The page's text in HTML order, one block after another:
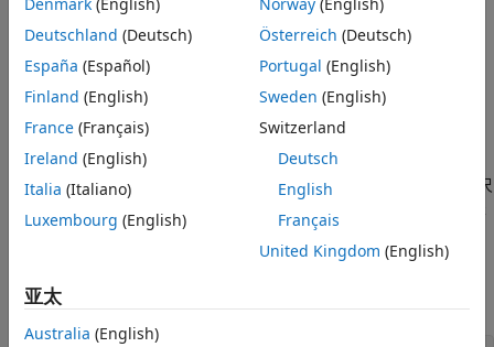
在接收端，FIFO Read BINARY 模块正在寻找两个不同的双字符
头。若发现[170,1] ，则在端口 1 输出[3,170,1,N]
[170,2]，则向端口 2 输出 [4,170,2,44,M]。N 和 M 是介于 0 到
如果在某个时间步长内，FIFO 中未找到消息头，则该端口将输出
0。输出数据会被填充至 FIFO 读取二进制模块中指定的最大向量尺
示有多少个元素具有有效值。
据。
Deutschland (Deutsch)
España (Español)
Finland (English)
France (Français)
Ireland (English)
Italia (Italiano)
Luxembourg (English)
Österreich (Deutsch)
Portugal (English)
Sweden (English)
Switzerland
Deutsch
English
Français
United Kingdom (English)
亚太
Australia (English)